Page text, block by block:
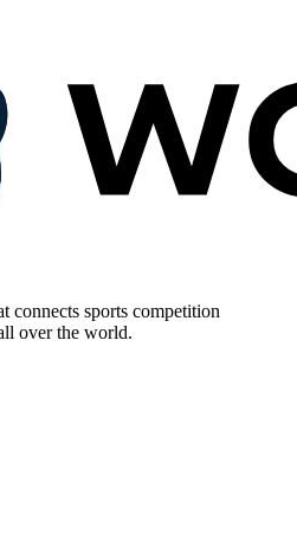
connects sports competition
over the world.